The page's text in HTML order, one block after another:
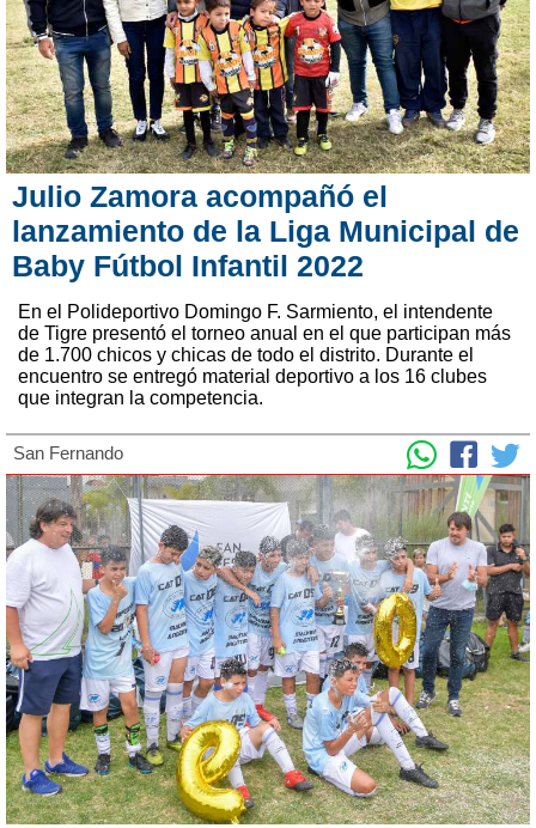
Julio Zamora acompañó el
lanzamiento de la Liga Municipal de
Baby Fútbol Infantil 2022
En el Polideportivo Domingo F. Sarmiento, el intendente
de Tigre presentó el torneo anual en el que participan más
de 1.700 chicos y chicas de todo el distrito. Durante el
encuentro se entregó material deportivo a los 16 clubes
que integran la competencia.
San Fernando